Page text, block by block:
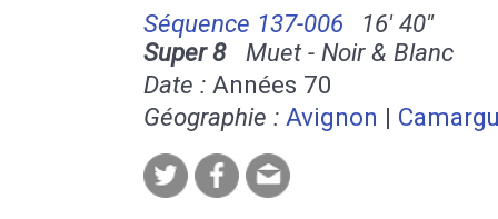
Séquence 137-006
16' 40''
Super 8Muet - Noir & Blanc
Date : Années 70
Géographie : Avignon |